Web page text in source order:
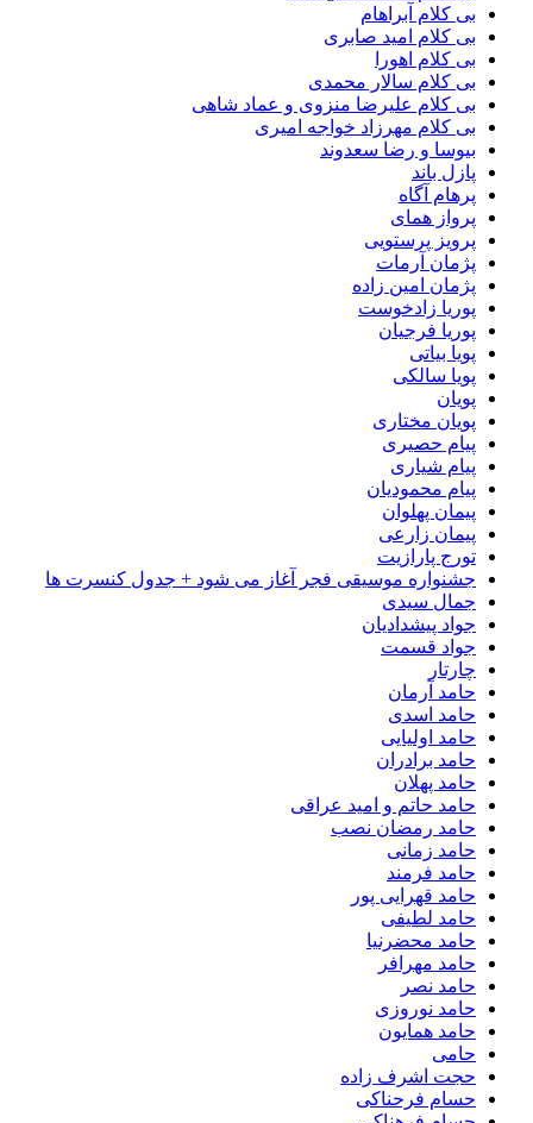
بی کلام آبراهام
بی کلام امید صابری
بی کلام اهورا
بی کلام سالار محمدی
بی کلام علیرضا منزوی و عماد شاهی
بی کلام مهرزاد خواجه امیری
بیوسا و رضا سعدوند
پازل باند
پرهام آگاه
پرواز همای
پرویز پرستویی
پژمان آرمات
پژمان امین زاده
پوریا زادخوست
پوریا فرجیان
پویا بیاتی
پویا سالکی
پویان
پویان مختاری
پیام حصیری
پیام شیاری
پیام محمودیان
پیمان پهلوان
پیمان زارعی
تورج پارازیت
جشنواره موسیقی فجر آغاز می شود + جدول کنسرت ها
جمال سیدی
جواد پیشدادیان
جواد قسمت
چارتار
حامد آرمان
حامد اسدی
حامد اولیایی
حامد برادران
حامد پهلان
حامد حاتم و امید عراقی
حامد رمضان نصب
حامد زمانی
حامد فرمند
حامد قهرایی پور
حامد لطیفی
حامد محضرنیا
حامد مهرافر
حامد نصر
حامد نوروزی
حامد همایون
حامی
حجت اشرف زاده
حسام فرحناکی